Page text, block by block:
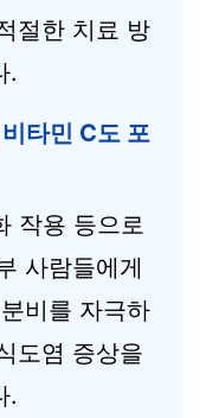
절한 치료 방
.
타민 C도 포
작용 등으로
사람들에게
비를 자극하
도염 증상을
.